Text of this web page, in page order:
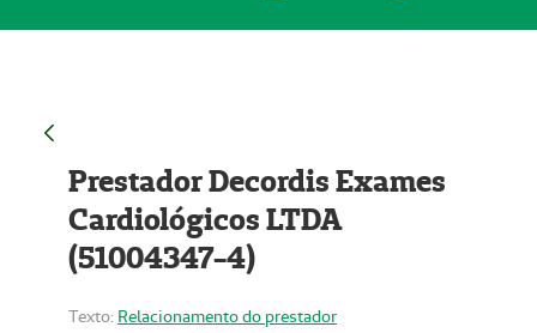
Prestador Decordis Exames
Cardiológicos LTDA
(51004347-4)
Texto: Relacionamento do prestador